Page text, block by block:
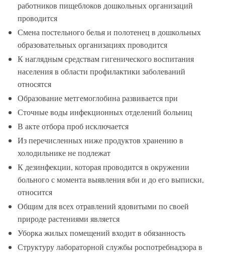
работников пищеблоков дошкольных организаций
проводится
Смена постельного белья и полотенец в дошкольных
образовательных организациях проводится
К наглядным средствам гигенического воспитания
населения в области профилактики заболеваний
относятся
Образование метгемоглобина развивается при
Сточные воды инфекционных отделений больниц
В акте отбора проб исключается
Из перечисленных ниже продуктов хранению в
холодильнике не подлежат
К дезинфекции, которая проводится в окружении
больного с момента выявления вби и до его выписки,
относится
Общим для всех отравлений ядовитыми по своей
природе растениями является
Уборка жилых помещений входит в обязанность
Структуру лабораторной службы роспотребнадзора в